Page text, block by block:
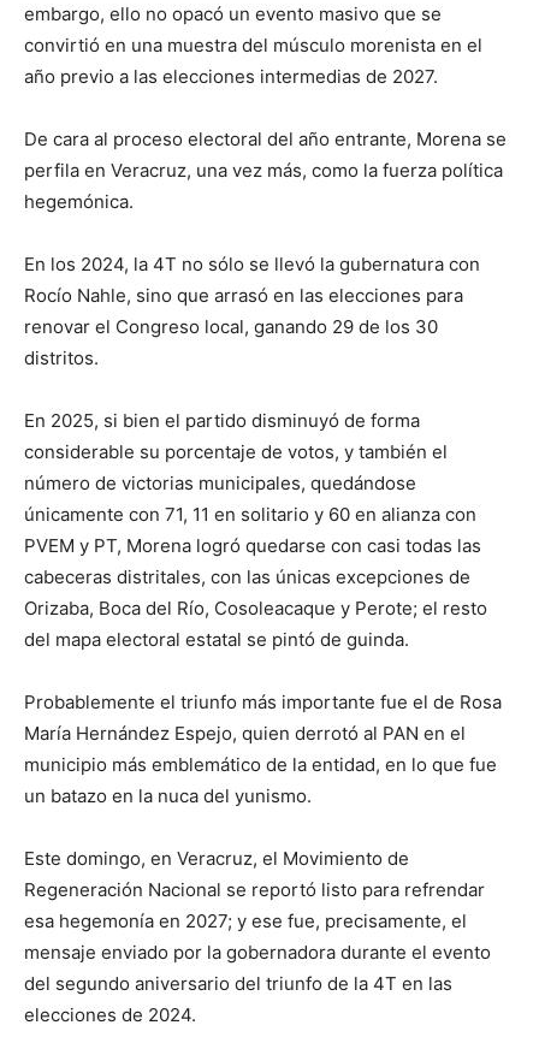
embargo, ello no opacó un evento masivo que se
convirtió en una muestra del músculo morenista en el
año previo a las elecciones intermedias de 2027.
De cara al proceso electoral del año entrante, Morena se
perfila en Veracruz, una vez más, como la fuerza política
hegemónica.
En los 2024, la 4T no sólo se llevó la gubernatura con
Rocío Nahle, sino que arrasó en las elecciones para
renovar el Congreso local, ganando 29 de los 30
distritos.
En 2025, si bien el partido disminuyó de forma
considerable su porcentaje de votos, y también el
número de victorias municipales, quedándose
únicamente con 71, 11 en solitario y 60 en alianza con
PVEM y PT, Morena logró quedarse con casi todas las
cabeceras distritales, con las únicas excepciones de
Orizaba, Boca del Río, Cosoleacaque y Perote; el resto
del mapa electoral estatal se pintó de guinda.
Probablemente el triunfo más importante fue el de Rosa
María Hernández Espejo, quien derrotó al PAN en el
municipio más emblemático de la entidad, en lo que fue
un batazo en la nuca del yunismo.
Este domingo, en Veracruz, el Movimiento de
Regeneración Nacional se reportó listo para refrendar
esa hegemonía en 2027; y ese fue, precisamente, el
mensaje enviado por la gobernadora durante el evento
del segundo aniversario del triunfo de la 4T en las
elecciones de 2024.